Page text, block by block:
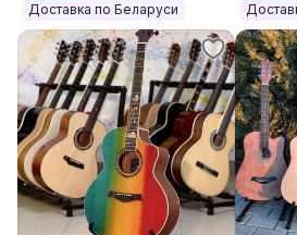
Доставка по Беларуси